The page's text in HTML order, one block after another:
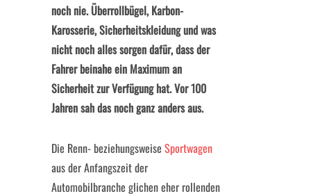
noch nie. Überrollbügel, Karbon-
Karosserie, Sicherheitskleidung und was
nicht noch alles sorgen dafür, dass der
Fahrer beinahe ein Maximum an
Sicherheit zur Verfügung hat. Vor 100
Jahren sah das noch ganz anders aus.
Die Renn- beziehungsweise Sportwagen
aus der Anfangszeit der
Automobilbranche glichen eher rollenden